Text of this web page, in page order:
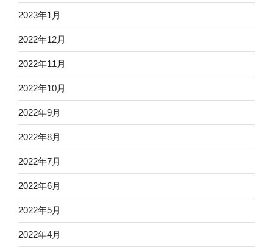
2023年1月
2022年12月
2022年11月
2022年10月
2022年9月
2022年8月
2022年7月
2022年6月
2022年5月
2022年4月